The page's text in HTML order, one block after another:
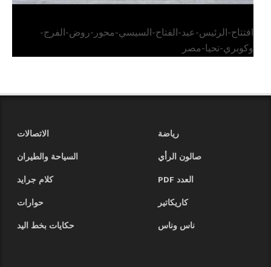
افتتاح-الرئيس-عبد-الفتاح-السيسي-محور-روض-الفرج-
وكوبري-تحيا-مصر
رياضة
الاتصالات
صالون الرأي
السياحة والطيران
العدد PDF
كلام جرايد
كاريكاتير
حوارات
ناس وناس
حكايات بخط اليد